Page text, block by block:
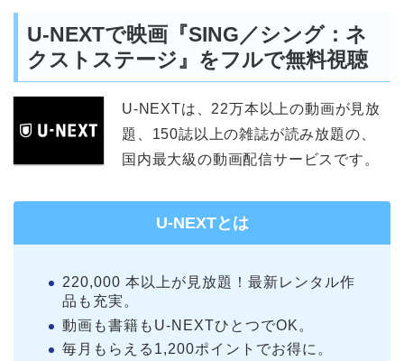
U-NEXTで映画『SING／シング：ネ
クストステージ』をフルで無料視聴
U-NEXTは、22万本以上の動画が見放
題、150誌以上の雑誌が読み放題の、
国内最大級の動画配信サービスです。
U-NEXTとは
220,000 本以上が見放題！最新レンタル作
品も充実。
動画も書籍もU-NEXTひとつでOK。
毎月もらえる1,200ポイントでお得に。